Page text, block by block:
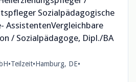
Sozialpädagogische
AssistentenVergleichbare
/ Sozialpädagoge, Dipl./BA
•Teilzeit•Hamburg, DE•